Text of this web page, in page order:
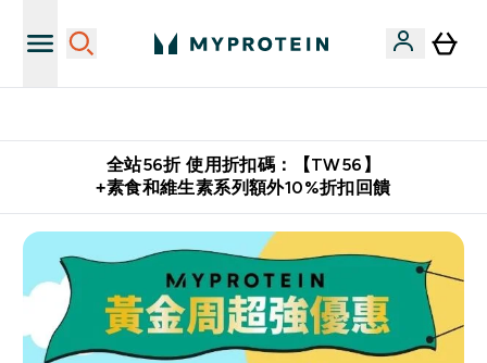
全站56折 使用折扣碼：【TW56】
+素食和維生素系列額外10%折扣回饋